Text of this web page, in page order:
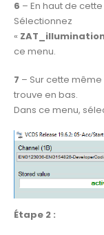
6 – En haut de
Sélectionnez
«
ce menu.
7 – Sur cette
trouve en bas.
Dans ce menu,
Étape 2 :